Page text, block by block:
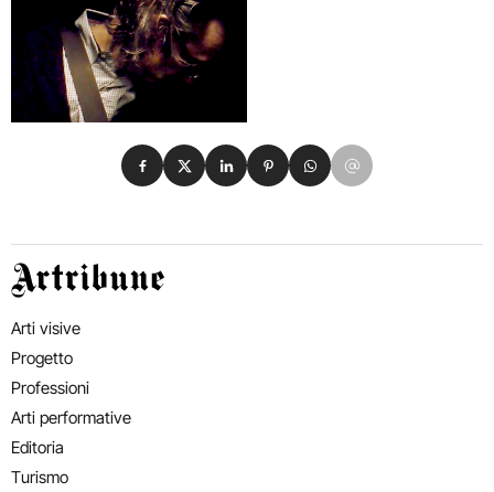
Condividi su Facebook
Condividi su X
Condividi su LinkedIn
Condividi su Pinterest
Condividi su WhatsApp
Condividi su Email
Artribune
Arti visive
Progetto
Professioni
Arti performative
Editoria
Turismo